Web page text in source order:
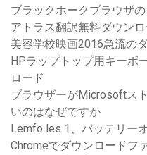
ブラックホークブラウザ
アトラス翻訳無料ダウン
美容学校映画2016急流の
HPラップトップ用キーボ
ロード
ブラウザーがMicrosoftス
いのはなぜですか
Lemfo les 1、バッテリー
Chromeでダウンロードフ